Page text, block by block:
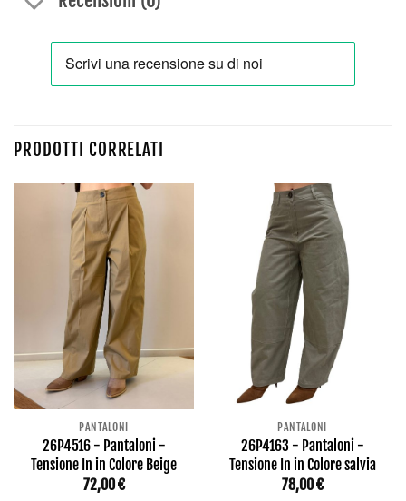
PRODOTTI CORRELATI
PANTALONI
26P4516 - Pantaloni -
Tensione In in Colore Beige
72,00€
PANTALONI
26P4163 - Pantaloni -
Tensione In in Colore salvia
78,00€